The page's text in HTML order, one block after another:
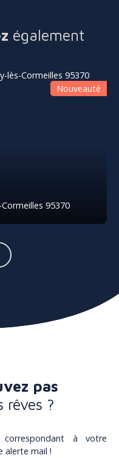
également
95370
Nouveauté
pas
rêves ?
à votre
alerte mail !